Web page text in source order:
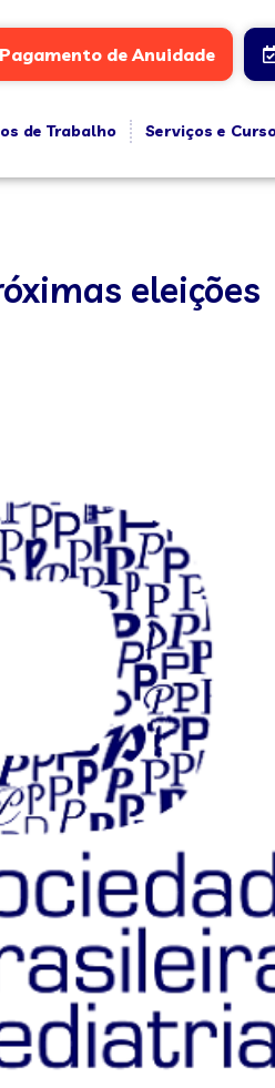
de Anuidade
de Trabalho Serviços e
eleições